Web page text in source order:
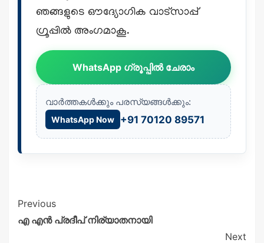
ഞങ്ങളുടെ ഔദ്യോഗിക വാട്സാപ്പ്
ഗ്രൂപ്പിൽ അംഗമാകൂ.
WhatsApp ഗ്രൂപ്പിൽ ചേരാം
വാർത്തകൾക്കും പരസ്യങ്ങൾക്കും:
WhatsApp Now +91 70120 89571
Previous
എ എൻ പ്രദീപ്‌ നിര്യാതനായി
Next